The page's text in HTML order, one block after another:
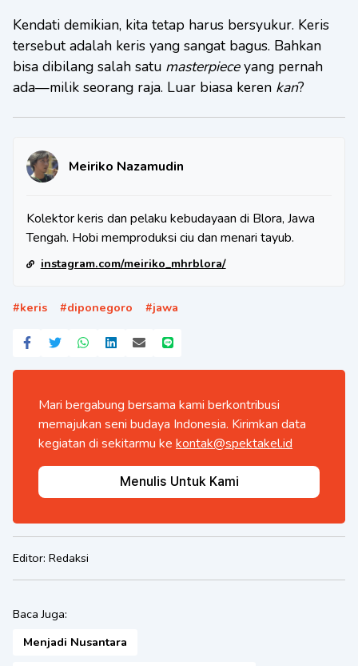
Kendati demikian, kita tetap harus bersyukur. Keris
tersebut adalah keris yang sangat bagus. Bahkan
bisa dibilang salah satu masterpieceyang pernah
ada—milik seorang raja. Luar biasa keren kan?
Meiriko Nazamudin
Kolektor keris dan pelaku kebudayaan di Blora, Jawa
Tengah. Hobi memproduksi ciu dan menari tayub.
instagram.com/meiriko_mhrblora/
#keris #diponegoro #jawa
Mari bergabung bersama kami berkontribusi
memajukan seni budaya Indonesia. Kirimkan data
kegiatan di sekitarmu ke kontak@spektakel.id
Menulis Untuk Kami
Editor: Redaksi
Baca Juga:
Menjadi Nusantara